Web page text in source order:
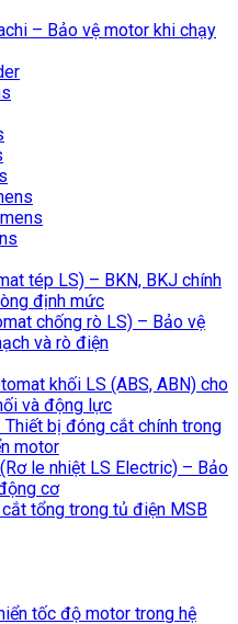
– Bảo vệ motor khi chạy
tép LS) – BKN, BKJ chính
định mức
chống rò LS) – Bảo vệ
và rò điện
khối LS (ABS, ABN) cho
và động lực
bị đóng cắt chính trong
motor
le nhiệt LS Electric) – Bảo
cơ
tổng trong tủ điện MSB
tốc độ motor trong hệ